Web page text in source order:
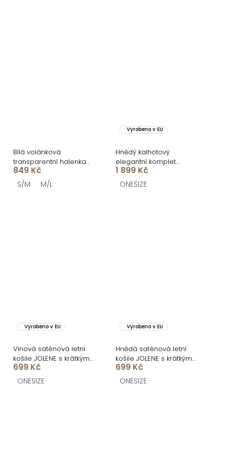
Bílá volánková
transparentní halenka
LIORA
849 Kč
S/M M/L
Vyrobeno v EU
Hnědý kalhotový
elegantní komplet
TRYVEX s košilí
1 899 Kč
ONESIZE
Vyrobeno v EU
Vínová saténová letní
košile JOLENE s krátkým
rukávem
699 Kč
ONESIZE
Vyrobeno v EU
Hnědá saténová letní
košile JOLENE s krátkým
rukávem
699 Kč
ONESIZE